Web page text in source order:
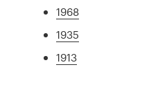
1968
1935
1913